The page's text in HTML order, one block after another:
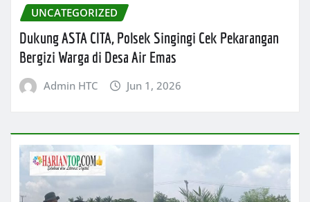
UNCATEGORIZED
Dukung ASTA CITA, Polsek Singingi Cek Pekarangan
Bergizi Warga di Desa Air Emas
Admin HTC Jun 1, 2026